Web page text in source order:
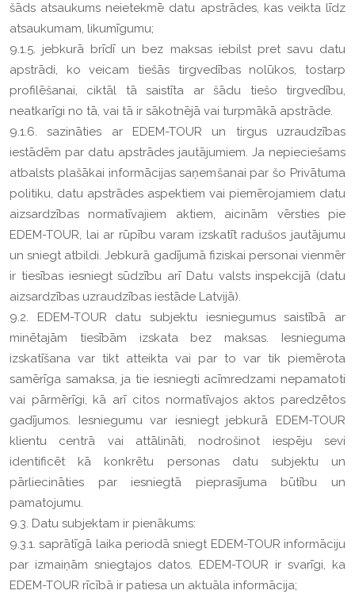
šāds atsaukums neietekmē datu apstrādes, kas veikta līdz
atsaukumam, likumīgumu;
9.1.5. jebkurā brīdī un bez maksas iebilst pret savu datu
apstrādi, ko veicam tiešās tirgvedības nolūkos, tostarp
profilēšanai, ciktāl tā saistīta ar šādu tiešo tirgvedību,
neatkarīgi no tā, vai tā ir sākotnējā vai turpmākā apstrāde.
9.1.6. sazināties ar EDEM-TOUR un tirgus uzraudzības
iestādēm par datu apstrādes jautājumiem. Ja nepieciešams
atbalsts plašākai informācijas saņemšanai par šo Privātuma
politiku, datu apstrādes aspektiem vai piemērojamiem datu
aizsardzības normatīvajiem aktiem, aicinām vērsties pie
EDEM-TOUR, lai ar rūpību varam izskatīt radušos jautājumu
un sniegt atbildi. Jebkurā gadījumā fiziskai personai vienmēr
ir tiesības iesniegt sūdzību arī Datu valsts inspekcijā (datu
aizsardzības uzraudzības iestāde Latvijā).
9.2. EDEM-TOUR datu subjektu iesniegumus saistībā ar
minētajām tiesībām izskata bez maksas. Iesnieguma
izskatīšana var tikt atteikta vai par to var tik piemērota
samērīga samaksa, ja tie iesniegti acīmredzami nepamatoti
vai pārmērīgi, kā arī citos normatīvajos aktos paredzētos
gadījumos. Iesniegumu var iesniegt jebkurā EDEM-TOUR
klientu centrā vai attālināti, nodrošinot iespēju sevi
identificēt kā konkrētu personas datu subjektu un
pārliecināties par iesniegtā pieprasījuma būtību un
pamatojumu.
9.3. Datu subjektam ir pienākums:
9.3.1. saprātīgā laika periodā sniegt EDEM-TOUR informāciju
par izmaiņām sniegtajos datos. EDEM-TOUR ir svarīgi, ka
EDEM-TOUR rīcībā ir patiesa un aktuāla informācija;